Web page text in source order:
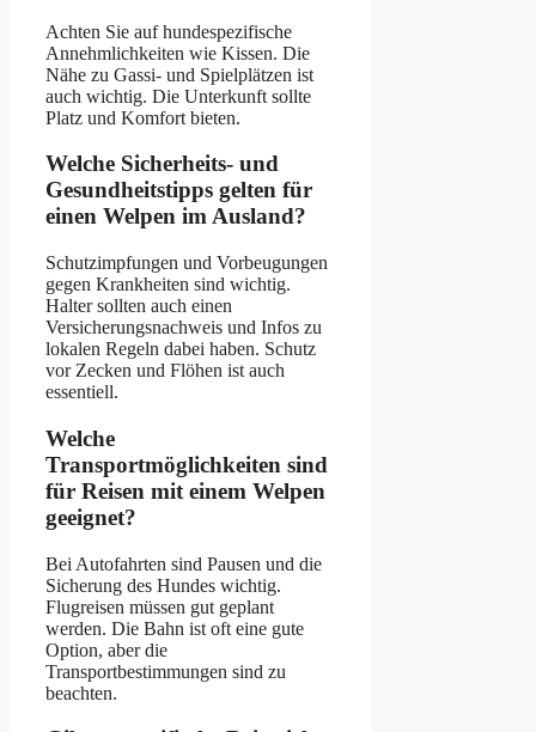
Achten Sie auf hundespezifische
Annehmlichkeiten wie Kissen. Die
Nähe zu Gassi- und Spielplätzen ist
auch wichtig. Die Unterkunft sollte
Platz und Komfort bieten.
Welche Sicherheits- und
Gesundheitstipps gelten für
einen Welpen im Ausland?
Schutzimpfungen und Vorbeugungen
gegen Krankheiten sind wichtig.
Halter sollten auch einen
Versicherungsnachweis und Infos zu
lokalen Regeln dabei haben. Schutz
vor Zecken und Flöhen ist auch
essentiell.
Welche
Transportmöglichkeiten sind
für Reisen mit einem Welpen
geeignet?
Bei Autofahrten sind Pausen und die
Sicherung des Hundes wichtig.
Flugreisen müssen gut geplant
werden. Die Bahn ist oft eine gute
Option, aber die
Transportbestimmungen sind zu
beachten.